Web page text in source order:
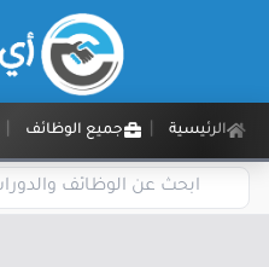
الرئيسية جميع الوظائف